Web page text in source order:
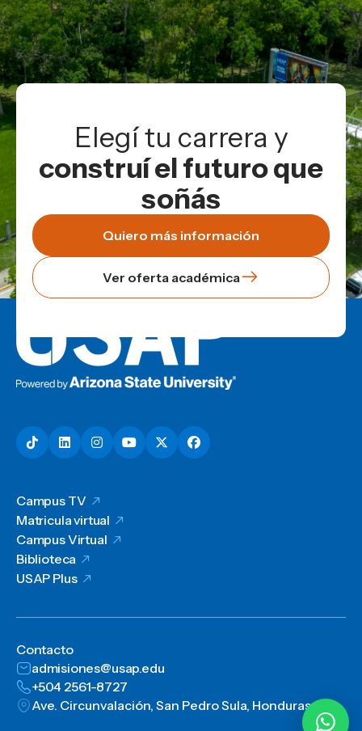
Elegí tu carrera y
construí el futuro que
soñás
Quiero más información
Ver oferta académica
Campus TV
Matricula virtual
Campus Virtual
Biblioteca
USAP Plus
Contacto
admisiones@usap.edu
+504 2561-8727
Ave. Circunvalación, San Pedro Sula, Honduras, C.A.